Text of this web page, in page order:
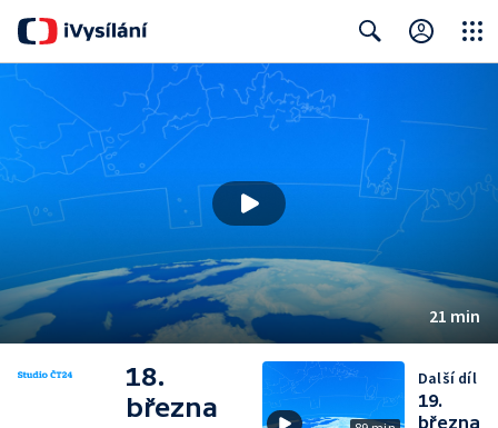
21 min
18.
března
Další díl
19.
března